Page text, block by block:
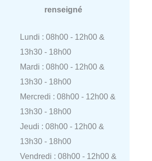
renseigné
Lundi : 08h00 - 12h00 &
13h30 - 18h00
Mardi : 08h00 - 12h00 &
13h30 - 18h00
Mercredi : 08h00 - 12h00 &
13h30 - 18h00
Jeudi : 08h00 - 12h00 &
13h30 - 18h00
Vendredi : 08h00 - 12h00 &